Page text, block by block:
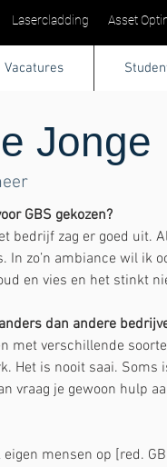
Lasercladding Asset
Vacatures
Jonge
GBS gekozen?
bedrijf zag er goed uit.
In zo’n ambiance wil ik
en vies en het stinkt
dan andere
met verschillende
Het is nooit saai. Soms
vraag je gewoon hulp
mensen op [red.